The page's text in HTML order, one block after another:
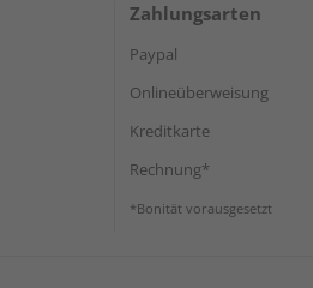
Zahlungsarten
Paypal
Onlineüberweisung
Kreditkarte
Rechnung*
*Bonität vorausgesetzt